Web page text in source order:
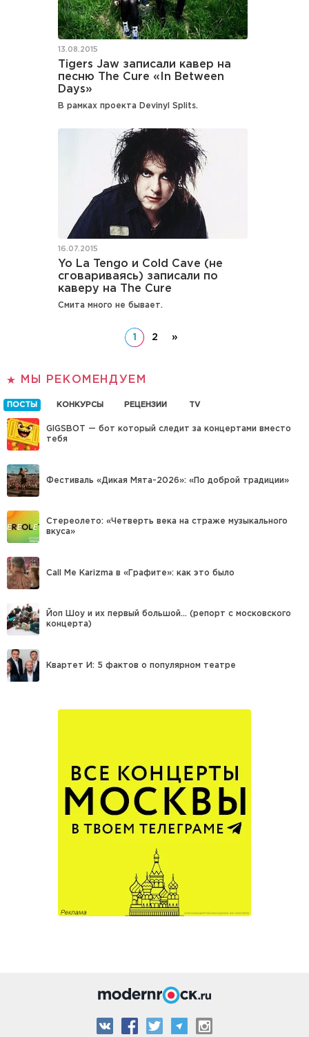
13.08.2015
Tigers Jaw записали кавер на
песню The Cure «In Between
Days»
В рамках проекта Devinyl Splits.
16.07.2015
Yo La Tengo и Cold Cave (не
сговариваясь) записали по
каверу на The Cure
Смита много не бывает.
1 2 »
МЫ РЕКОМЕНДУЕМ
ПОСТЫ КОНКУРСЫ РЕЦЕНЗИИ TV
GIGSBOT — бот который следит за концертами вместо
тебя
Фестиваль «Дикая Мята-2026»: «По доброй традиции»
Стереолето: «Четверть века на страже музыкального
вкуса»
Call Me Karizma в «Графите»: как это было
Йоп Шоу и их первый большой… (репорт с московского
концерта)
Квартет И: 5 фактов о популярном театре